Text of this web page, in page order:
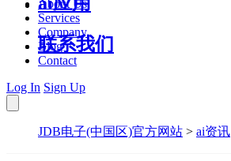
联系我们
About Us
Services
Company
Blog
Contact
Log In Sign Up
JDB电子(中国区)官方网站 > ai资讯